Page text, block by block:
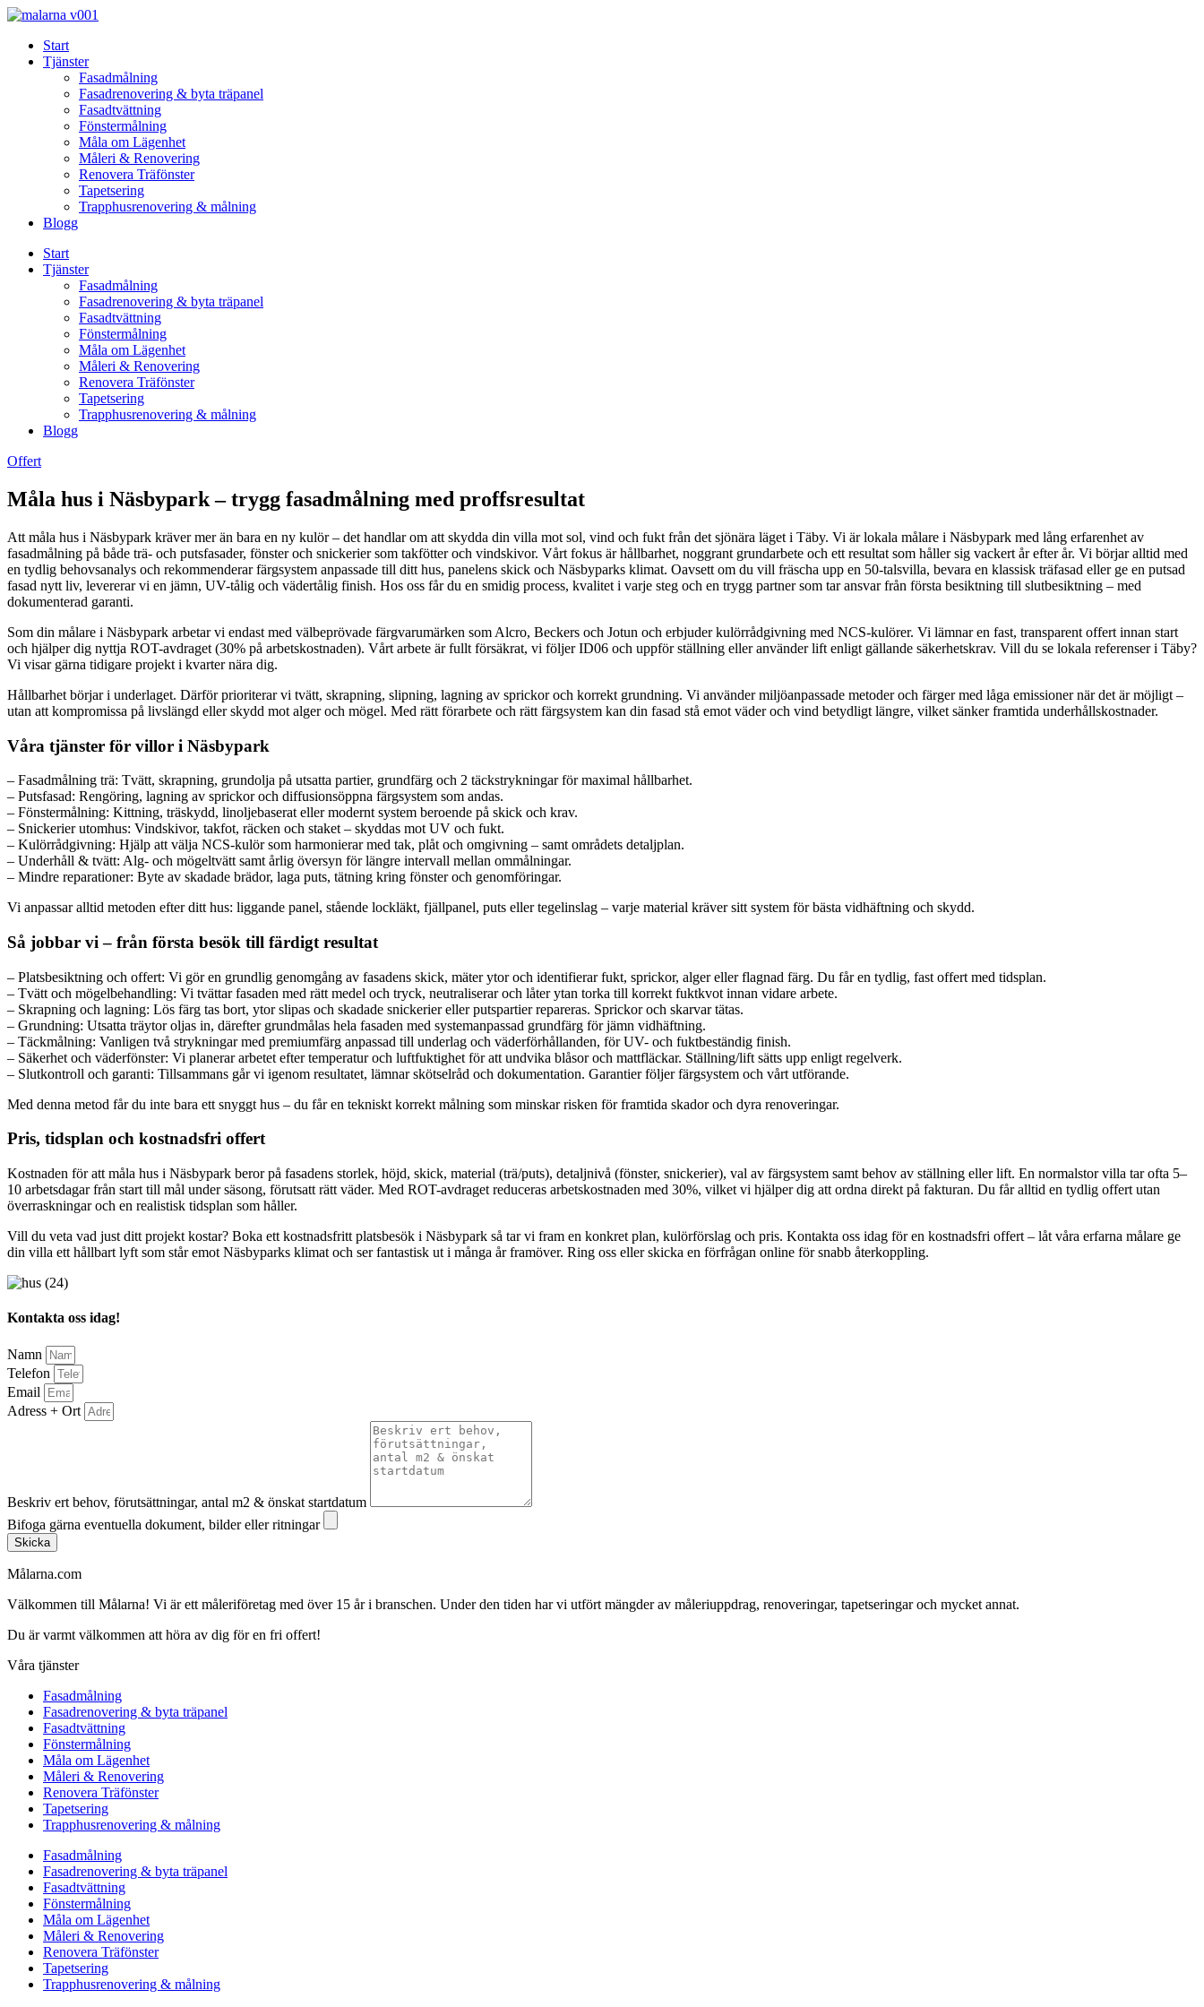
Skip
contentStart
Tjänster
Fasadmålning
Fasadrenovering & byta träpanel
Fasadtvättning
Fönstermålning
Måla om Lägenhet
Måleri & Renovering
Renovera Träfönster
Tapetsering
Trapphusrenovering & målning
Blogg
Start
Tjänster
Fasadmålning
Fasadrenovering & byta träpanel
Fasadtvättning
Fönstermålning
Måla om Lägenhet
Måleri & Renovering
Renovera Träfönster
Tapetsering
Trapphusrenovering & målning
Blogg
Offert
Måla hus i Näsbypark – trygg fasadmålning med proffsresultat
Att måla hus i Näsbypark kräver mer än bara en ny kulör – det handlar om att skydda din villa mot sol, vind och fukt från det sjönära läget i Täby. Vi är lokala målare i Näsbypark med lång erfarenhet av
fasadmålning på både trä- och putsfasader, fönster och snickerier som takfötter och vindskivor. Vårt fokus är hållbarhet, noggrant grundarbete och ett resultat som håller sig vackert år efter år. Vi börjar alltid med
en tydlig behovsanalys och rekommenderar färgsystem anpassade till ditt hus, panelens skick och Näsbyparks klimat. Oavsett om du vill fräscha upp en 50-talsvilla, bevara en klassisk träfasad eller ge en putsad
fasad nytt liv, levererar vi en jämn, UV-tålig och vädertålig finish. Hos oss får du en smidig process, kvalitet i varje steg och en trygg partner som tar ansvar från första besiktning till slutbesiktning – med
dokumenterad garanti.
Som din målare i Näsbypark arbetar vi endast med välbeprövade färgvarumärken som Alcro, Beckers och Jotun och erbjuder kulörrådgivning med NCS-kulörer. Vi lämnar en fast, transparent offert innan start
och hjälper dig nyttja ROT-avdraget (30% på arbetskostnaden). Vårt arbete är fullt försäkrat, vi följer ID06 och uppför ställning eller använder lift enligt gällande säkerhetskrav. Vill du se lokala referenser i Täby?
Vi visar gärna tidigare projekt i kvarter nära dig.
Hållbarhet börjar i underlaget. Därför prioriterar vi tvätt, skrapning, slipning, lagning av sprickor och korrekt grundning. Vi använder miljöanpassade metoder och färger med låga emissioner när det är möjligt –
utan att kompromissa på livslängd eller skydd mot alger och mögel. Med rätt förarbete och rätt färgsystem kan din fasad stå emot väder och vind betydligt längre, vilket sänker framtida underhållskostnader.
Våra tjänster för villor i Näsbypark
– Fasadmålning trä: Tvätt, skrapning, grundolja på utsatta partier, grundfärg och 2 täckstrykningar för maximal hållbarhet.
– Putsfasad: Rengöring, lagning av sprickor och diffusionsöppna färgsystem som andas.
– Fönstermålning: Kittning, träskydd, linoljebaserat eller modernt system beroende på skick och krav.
– Snickerier utomhus: Vindskivor, takfot, räcken och staket – skyddas mot UV och fukt.
– Kulörrådgivning: Hjälp att välja NCS-kulör som harmonierar med tak, plåt och omgivning – samt områdets detaljplan.
– Underhåll & tvätt: Alg- och mögeltvätt samt årlig översyn för längre intervall mellan ommålningar.
– Mindre reparationer: Byte av skadade brädor, laga puts, tätning kring fönster och genomföringar.
Vi anpassar alltid metoden efter ditt hus: liggande panel, stående lockläkt, fjällpanel, puts eller tegelinslag – varje material kräver sitt system för bästa vidhäftning och skydd.
Så jobbar vi – från första besök till färdigt resultat
– Platsbesiktning och offert: Vi gör en grundlig genomgång av fasadens skick, mäter ytor och identifierar fukt, sprickor, alger eller flagnad färg. Du får en tydlig, fast offert med tidsplan.
– Tvätt och mögelbehandling: Vi tvättar fasaden med rätt medel och tryck, neutraliserar och låter ytan torka till korrekt fuktkvot innan vidare arbete.
– Skrapning och lagning: Lös färg tas bort, ytor slipas och skadade snickerier eller putspartier repareras. Sprickor och skarvar tätas.
– Grundning: Utsatta träytor oljas in, därefter grundmålas hela fasaden med systemanpassad grundfärg för jämn vidhäftning.
– Täckmålning: Vanligen två strykningar med premiumfärg anpassad till underlag och väderförhållanden, för UV- och fuktbeständig finish.
– Säkerhet och väderfönster: Vi planerar arbetet efter temperatur och luftfuktighet för att undvika blåsor och mattfläckar. Ställning/lift sätts upp enligt regelverk.
– Slutkontroll och garanti: Tillsammans går vi igenom resultatet, lämnar skötselråd och dokumentation. Garantier följer färgsystem och vårt utförande.
Med denna metod får du inte bara ett snyggt hus – du får en tekniskt korrekt målning som minskar risken för framtida skador och dyra renoveringar.
Pris, tidsplan och kostnadsfri offert
Kostnaden för att måla hus i Näsbypark beror på fasadens storlek, höjd, skick, material (trä/puts), detaljnivå (fönster, snickerier), val av färgsystem samt behov av ställning eller lift. En normalstor villa tar ofta 5–
10 arbetsdagar från start till mål under säsong, förutsatt rätt väder. Med ROT-avdraget reduceras arbetskostnaden med 30%, vilket vi hjälper dig att ordna direkt på fakturan. Du får alltid en tydlig offert utan
överraskningar och en realistisk tidsplan som håller.
Vill du veta vad just ditt projekt kostar? Boka ett kostnadsfritt platsbesök i Näsbypark så tar vi fram en konkret plan, kulörförslag och pris. Kontakta oss idag för en kostnadsfri offert – låt våra erfarna målare ge
din villa ett hållbart lyft som står emot Näsbyparks klimat och ser fantastisk ut i många år framöver. Ring oss eller skicka en förfrågan online för snabb återkoppling.
Kontakta oss idag!
Namn
Telefon
Email
Adress + Ort
Beskriv ert behov, förutsättningar, antal m2 & önskat startdatum
Bifoga gärna eventuella dokument, bilder eller ritningar
Skicka
Målarna.com
Välkommen till Målarna! Vi är ett måleriföretag med över 15 år i branschen. Under den tiden har vi utfört mängder av måleriuppdrag, renoveringar, tapetseringar och mycket annat.
Du är varmt välkommen att höra av dig för en fri offert!
Våra tjänster
Fasadmålning
Fasadrenovering & byta träpanel
Fasadtvättning
Fönstermålning
Måla om Lägenhet
Måleri & Renovering
Renovera Träfönster
Tapetsering
Trapphusrenovering & målning
Fasadmålning
Fasadrenovering & byta träpanel
Fasadtvättning
Fönstermålning
Måla om Lägenhet
Måleri & Renovering
Renovera Träfönster
Tapetsering
Trapphusrenovering & målning